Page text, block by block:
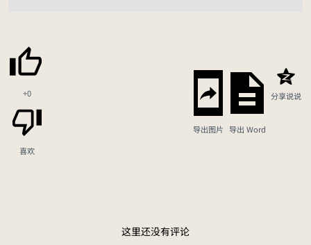
+0
喜欢
导出图片 导出 Word
分享说说
这里还没有评论